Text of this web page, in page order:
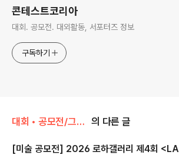
콘테스트코리아
대회. 공모전. 대외활동, 서포터즈 정보
구독하기
대회 • 공모전/그림 • 미술 • 디자인 • 웹툰. 의 다른 글
[미술 공모전] 2026 로하갤러리 제4회 <LA